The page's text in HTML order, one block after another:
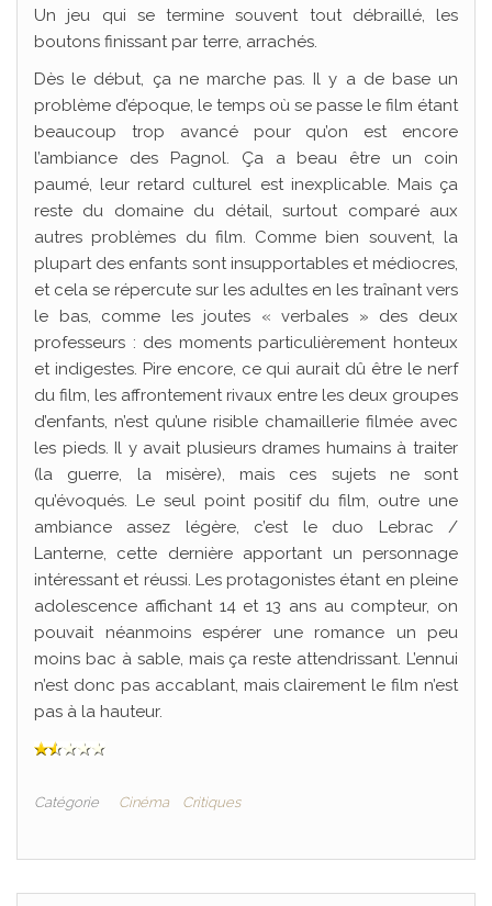
Un jeu qui se termine souvent tout débraillé, les
boutons finissant par terre, arrachés.
Dès le début, ça ne marche pas. Il y a de base un
problème d’époque, le temps où se passe le film étant
beaucoup trop avancé pour qu’on est encore
l’ambiance des Pagnol. Ça a beau être un coin
paumé, leur retard culturel est inexplicable. Mais ça
reste du domaine du détail, surtout comparé aux
autres problèmes du film. Comme bien souvent, la
plupart des enfants sont insupportables et médiocres,
et cela se répercute sur les adultes en les traînant vers
le bas, comme les joutes « verbales » des deux
professeurs : des moments particulièrement honteux
et indigestes. Pire encore, ce qui aurait dû être le nerf
du film, les affrontement rivaux entre les deux groupes
d’enfants, n’est qu’une risible chamaillerie filmée avec
les pieds. Il y avait plusieurs drames humains à traiter
(la guerre, la misère), mais ces sujets ne sont
qu’évoqués. Le seul point positif du film, outre une
ambiance assez légère, c’est le duo Lebrac /
Lanterne, cette dernière apportant un personnage
intéressant et réussi. Les protagonistes étant en pleine
adolescence affichant 14 et 13 ans au compteur, on
pouvait néanmoins espérer une romance un peu
moins bac à sable, mais ça reste attendrissant. L’ennui
n’est donc pas accablant, mais clairement le film n’est
pas à la hauteur.
Catégorie Cinéma Critiques